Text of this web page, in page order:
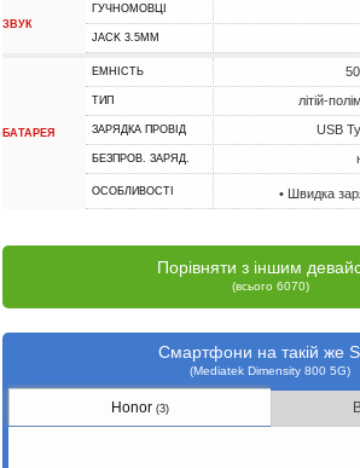
ЗВУК
ГУЧНОМОВЦІ
JACK 3.5MM
БАТАРЕЯ
ЕМНІСТЬ
ТИП літій-
ЗАРЯДКА ПРОВІД USB
БЕЗПРОВ. ЗАРЯД.
ОСОБЛИВОСТІ • Швидка
Порівняти з іншим
(всього 6070)
Смартфони на такій же
(Mediatek Dimensity 800 5G)
Honor (3)